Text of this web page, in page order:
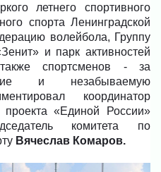
летнего спортивного
спорта Ленинградской
волейбола, Группу
и парк активностей
спортсменов - за
и незабываемую
координатор
проекта «Единой России»
комитета по
Вячеслав Комаров.